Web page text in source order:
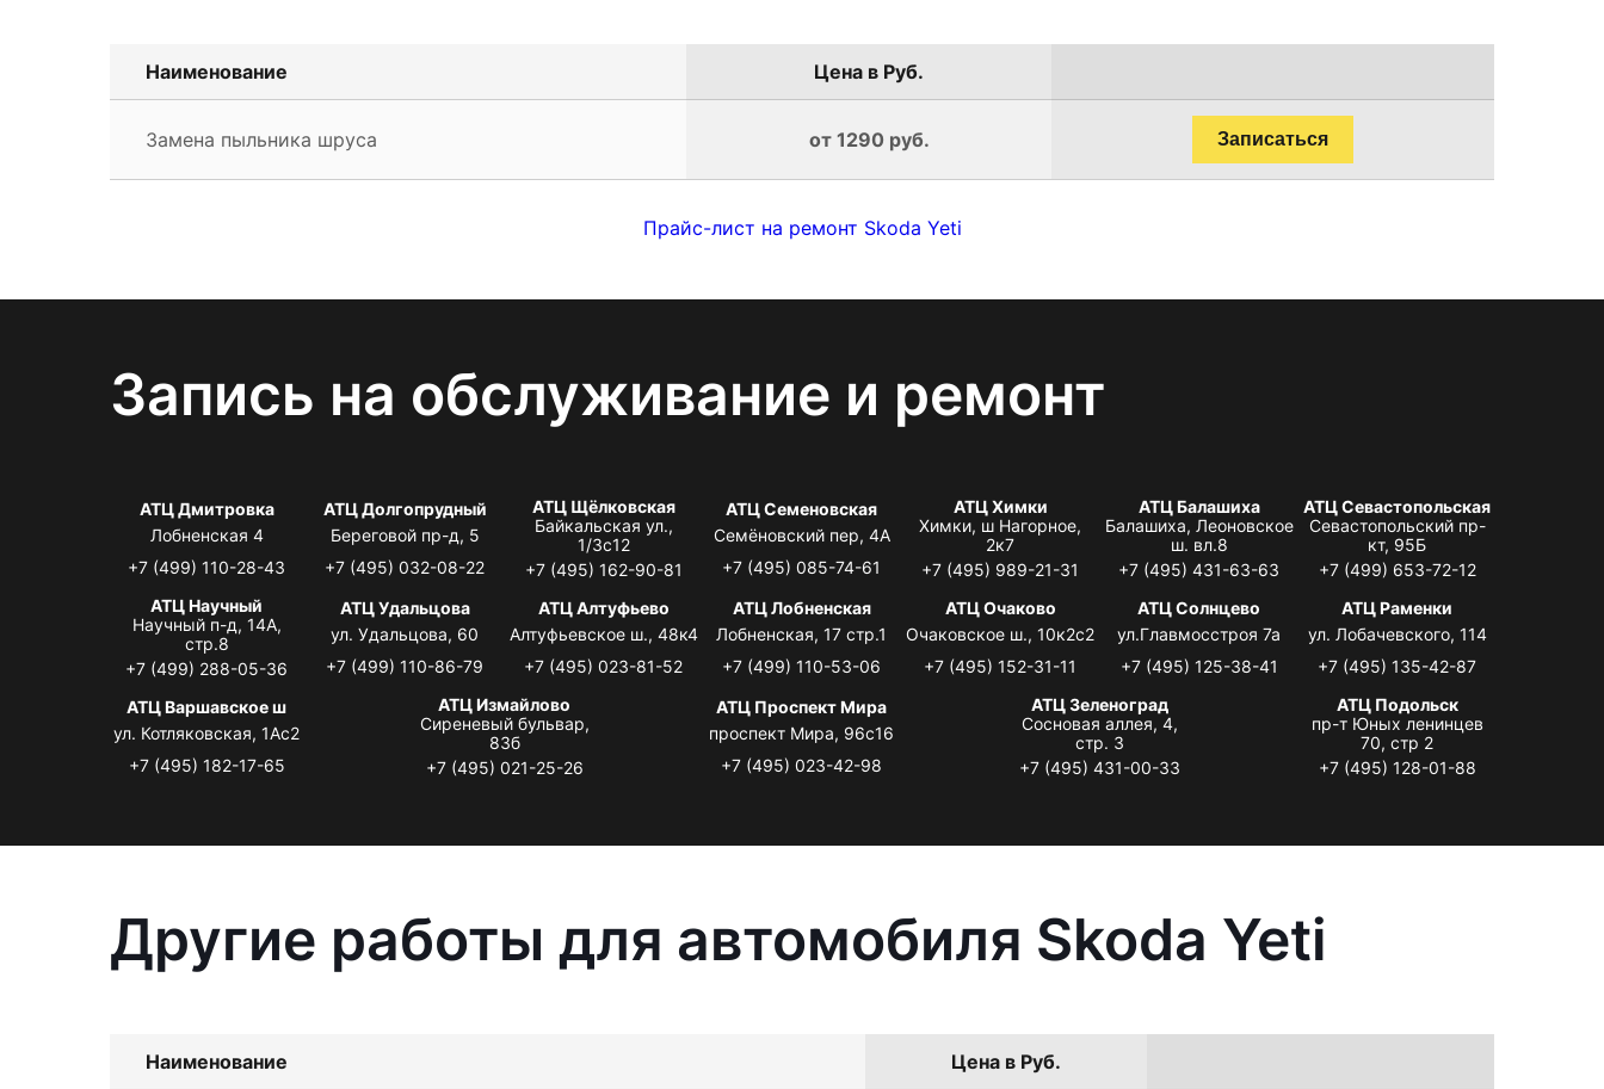
Наименование Цена в Руб.
Замена пыльника шруса от 1290 руб. Записаться
Прайс-лист на ремонт Skoda Yeti
Запись на обслуживание и ремонт
АТЦ Дмитровка
Лобненская 4
+7 (499) 110-28-43
АТЦ Долгопрудный
Береговой пр-д, 5
+7 (495) 032-08-22
АТЦ Щёлковская
Байкальская ул.,
1/3с12
+7 (495) 162-90-81
АТЦ Семеновская
Семёновский пер, 4А
+7 (495) 085-74-61
АТЦ Химки
Химки, ш Нагорное,
2к7
+7 (495) 989-21-31
АТЦ Балашиха
Балашиха, Леоновское
ш. вл.8
+7 (495) 431-63-63
АТЦ Севастопольская
Севастопольский пр-
кт, 95Б
+7 (499) 653-72-12
АТЦ Научный
Научный п-д, 14А,
стр.8
+7 (499) 288-05-36
АТЦ Удальцова
ул. Удальцова, 60
+7 (499) 110-86-79
АТЦ Алтуфьево
Алтуфьевское ш., 48к4
+7 (495) 023-81-52
АТЦ Лобненская
Лобненская, 17 стр.1
+7 (499) 110-53-06
АТЦ Очаково
Очаковское ш., 10к2с2
+7 (495) 152-31-11
АТЦ Солнцево
ул.Главмосстроя 7а
+7 (495) 125-38-41
АТЦ Раменки
ул. Лобачевского, 114
+7 (495) 135-42-87
АТЦ Варшавское ш
ул. Котляковская, 1Ас2
+7 (495) 182-17-65
АТЦ Измайлово
Сиреневый бульвар,
83б
+7 (495) 021-25-26
АТЦ Проспект Мира
проспект Мира, 96с16
+7 (495) 023-42-98
АТЦ Зеленоград
Сосновая аллея, 4,
стр. 3
+7 (495) 431-00-33
АТЦ Подольск
пр-т Юных ленинцев
70, стр 2
+7 (495) 128-01-88
Другие работы для автомобиля Skoda Yeti
Наименование Цена в Руб.